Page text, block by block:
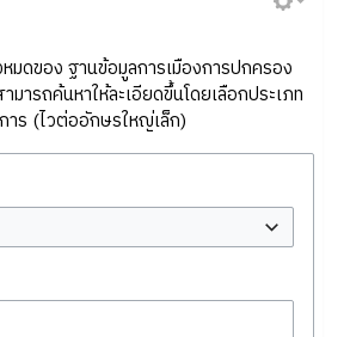
มดของ ฐานข้อมูลการเมืองการปกครอง
ารถค้นหาให้ละเอียดขึ้นโดยเลือกประเภท
ร (ไวต่ออักษรใหญ่เล็ก)